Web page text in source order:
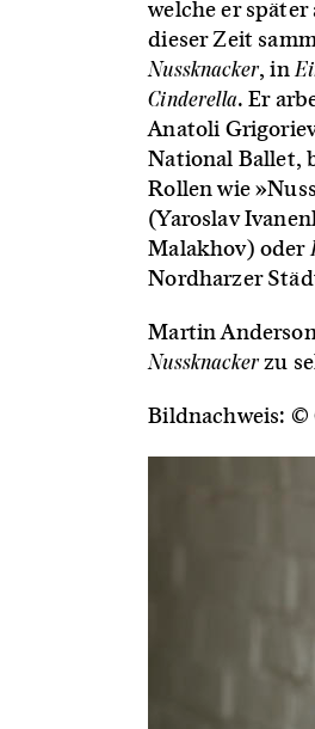
welche er
dieser Zeit
Nussknacker, in
Cinderella. Er
Anatoli
National Ballet,
Rollen wie
(Yaroslav
Malakhov) oder
Nordharzer
Martin
Nussknackerzu
Bildnachweis: ©